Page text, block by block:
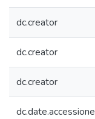
dc.creator
dc.creator
dc.creator